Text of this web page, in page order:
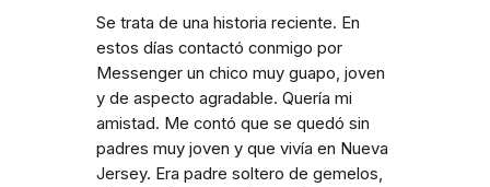
Se trata de una historia reciente. En
estos días contactó conmigo por
Messenger un chico muy guapo, joven
y de aspecto agradable. Quería mi
amistad. Me contó que se quedó sin
padres muy joven y que vivía en Nueva
Jersey. Era padre soltero de gemelos,